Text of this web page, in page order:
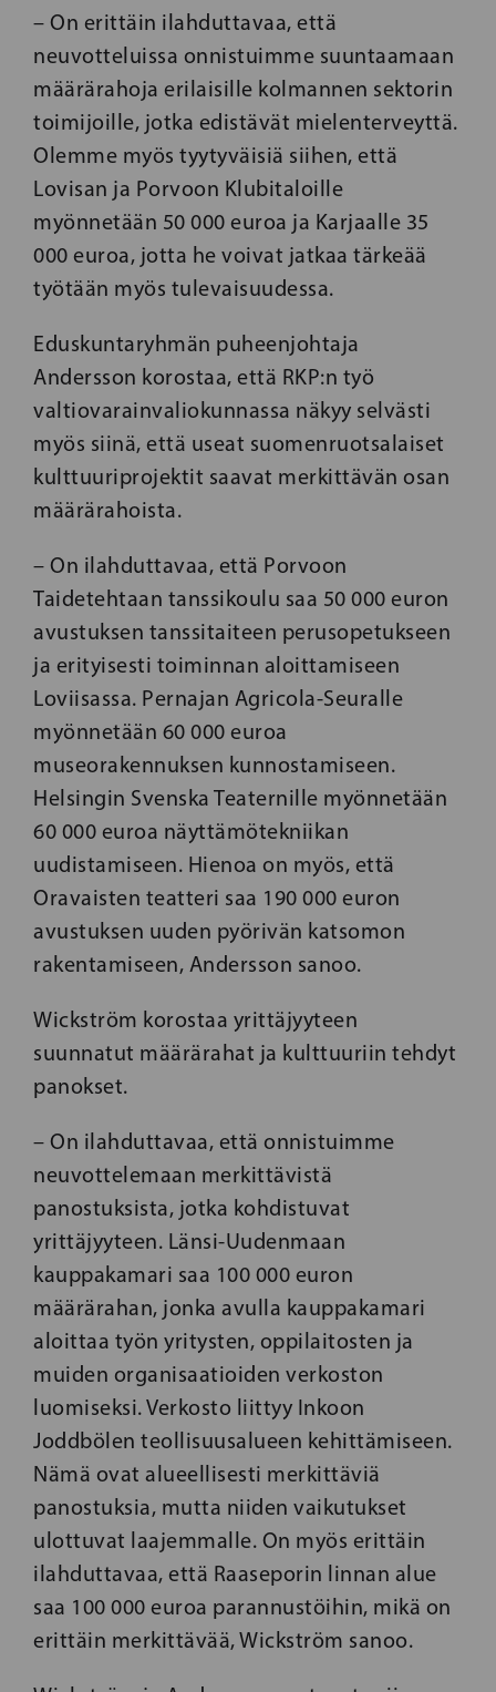
– On erittäin ilahduttavaa, että
neuvotteluissa onnistuimme suuntaamaan
määrärahoja erilaisille kolmannen sektorin
toimijoille, jotka edistävät mielenterveyttä.
Olemme myös tyytyväisiä siihen, että
Lovisan ja Porvoon Klubitaloille
myönnetään 50 000 euroa ja Karjaalle 35
000 euroa, jotta he voivat jatkaa tärkeää
työtään myös tulevaisuudessa.
Eduskuntaryhmän puheenjohtaja
Andersson korostaa, että RKP:n työ
valtiovarainvaliokunnassa näkyy selvästi
myös siinä, että useat suomenruotsalaiset
kulttuuriprojektit saavat merkittävän osan
määrärahoista.
– On ilahduttavaa, että Porvoon
Taidetehtaan tanssikoulu saa 50 000 euron
avustuksen tanssitaiteen perusopetukseen
ja erityisesti toiminnan aloittamiseen
Loviisassa. Pernajan Agricola-Seuralle
myönnetään 60 000 euroa
museorakennuksen kunnostamiseen.
Helsingin Svenska Teaternille myönnetään
60 000 euroa näyttämötekniikan
uudistamiseen. Hienoa on myös, että
Oravaisten teatteri saa 190 000 euron
avustuksen uuden pyörivän katsomon
rakentamiseen, Andersson sanoo.
Wickström korostaa yrittäjyyteen
suunnatut määrärahat ja kulttuuriin tehdyt
panokset.
– On ilahduttavaa, että onnistuimme
neuvottelemaan merkittävistä
panostuksista, jotka kohdistuvat
yrittäjyyteen. Länsi-Uudenmaan
kauppakamari saa 100 000 euron
määrärahan, jonka avulla kauppakamari
aloittaa työn yritysten, oppilaitosten ja
muiden organisaatioiden verkoston
luomiseksi. Verkosto liittyy Inkoon
Joddbölen teollisuusalueen kehittämiseen.
Nämä ovat alueellisesti merkittäviä
panostuksia, mutta niiden vaikutukset
ulottuvat laajemmalle. On myös erittäin
ilahduttavaa, että Raaseporin linnan alue
saa 100 000 euroa parannustöihin, mikä on
erittäin merkittävää, Wickström sanoo.